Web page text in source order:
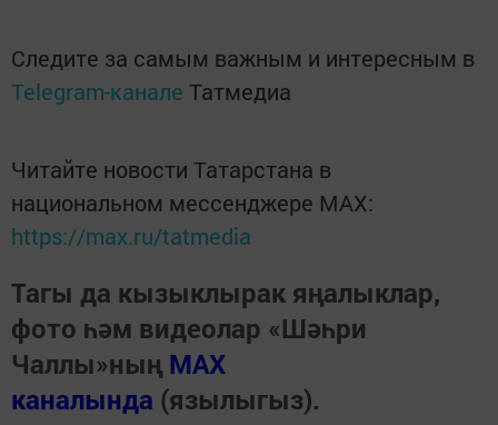
Следите за самым важным и интересным в
Telegram-канале Татмедиа
Читайте новости Татарстана в
национальном мессенджере MАХ:
https://max.ru/tatmedia
Тагы да кызыклырак яңалыклар,
фото һәм видеолар «Шәһри
Чаллы»ның MAX
каналында (язылыгыз).